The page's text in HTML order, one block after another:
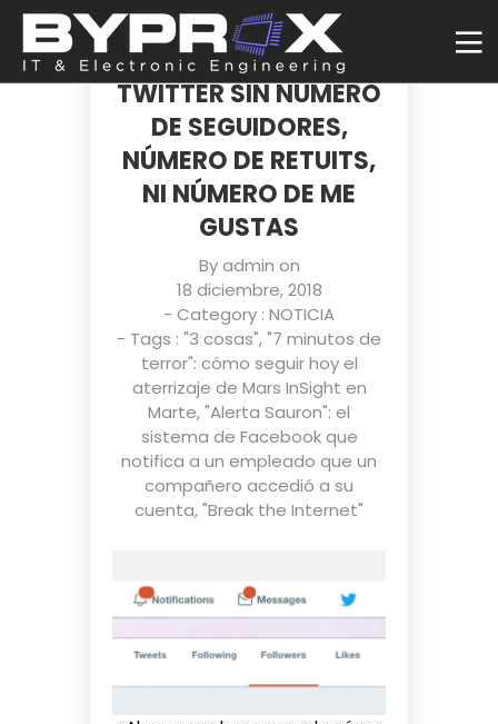
ESTA EXTENSIÓN
HACE REALIDAD UN
TWITTER SIN NÚMERO
DE SEGUIDORES,
NÚMERO DE RETUITS,
NI NÚMERO DE ME
GUSTAS
Byadmin on
18 diciembre, 2018
- Category : NOTICIA
- Tags : "3 cosas","7 minutos de
terror": cómo seguir hoy el
aterrizaje de Mars InSight en
Marte,"Alerta Sauron": el
sistema de Facebook que
notifica a un empleado que un
compañero accedió a su
cuenta,"Break the Internet"